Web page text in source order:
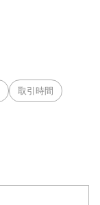
取引時間